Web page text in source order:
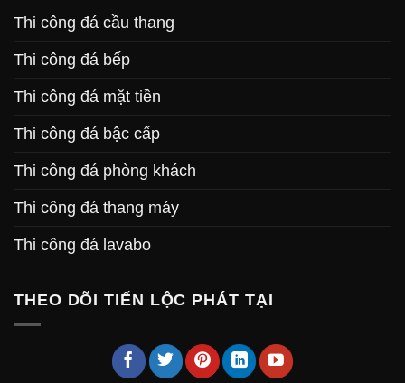
Thi công đá cầu thang
Thi công đá bếp
Thi công đá mặt tiền
Thi công đá bậc cấp
Thi công đá phòng khách
Thi công đá thang máy
Thi công đá lavabo
THEO DÕI TIẾN LỘC PHÁT TẠI